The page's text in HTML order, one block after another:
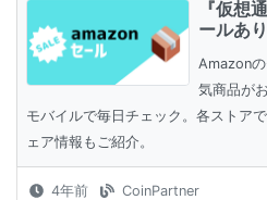
『仮想
ールあり
Amazon
気商品が
モバイルで毎日チェック。各ストア
ェア情報もご紹介。
4年前 CoinPartner